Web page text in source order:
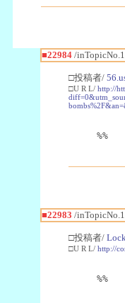
■22984/
□投稿者/
□U R L/ http://
%%
■22983 /
□投稿者/
□U R L/ http://
%%